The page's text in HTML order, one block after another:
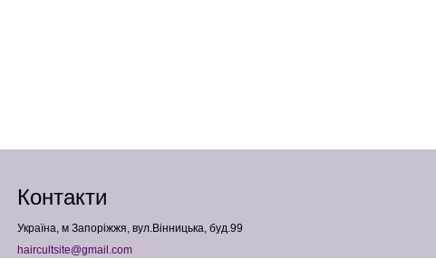
Контакти
Україна, м Запоріжжя, вул.Вінницька, буд.99
haircultsite@gmail.com